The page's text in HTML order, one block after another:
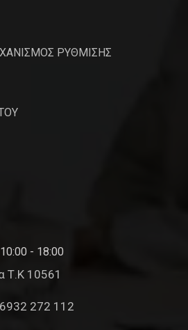
ΡΥΘΜΙΣΗΣ
- 18:00
Τ.Κ 10561
272 112